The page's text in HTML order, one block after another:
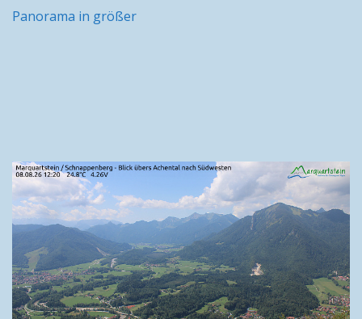
Panorama in größer